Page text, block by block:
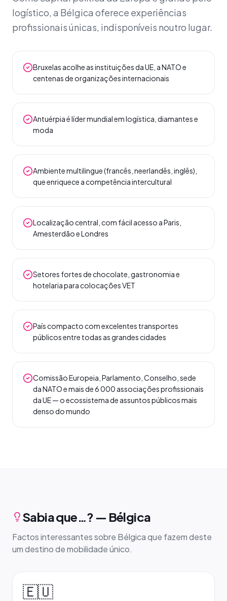
logístico, a Bélgica oferece experiências
profissionais únicas, indisponíveis noutro lugar.
Bruxelas acolhe as instituições da UE, a NATO e
centenas de organizações internacionais
Antuérpia é líder mundial em logística, diamantes e
moda
Ambiente multilingue (francês, neerlandês, inglês),
que enriquece a competência intercultural
Localização central, com fácil acesso a Paris,
Amesterdão e Londres
Setores fortes de chocolate, gastronomia e
hotelaria para colocações VET
País compacto com excelentes transportes
públicos entre todas as grandes cidades
Comissão Europeia, Parlamento, Conselho, sede
da NATO e mais de 6 000 associações profissionais
da UE — o ecossistema de assuntos públicos mais
denso do mundo
Sabia que…? — Bélgica
Factos interessantes sobre Bélgica que fazem deste
um destino de mobilidade único.
🇪🇺